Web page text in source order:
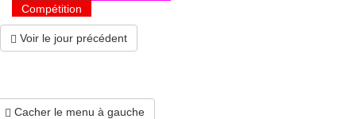
Compétition
Voir le jour précédent
Cacher le menu à gauche